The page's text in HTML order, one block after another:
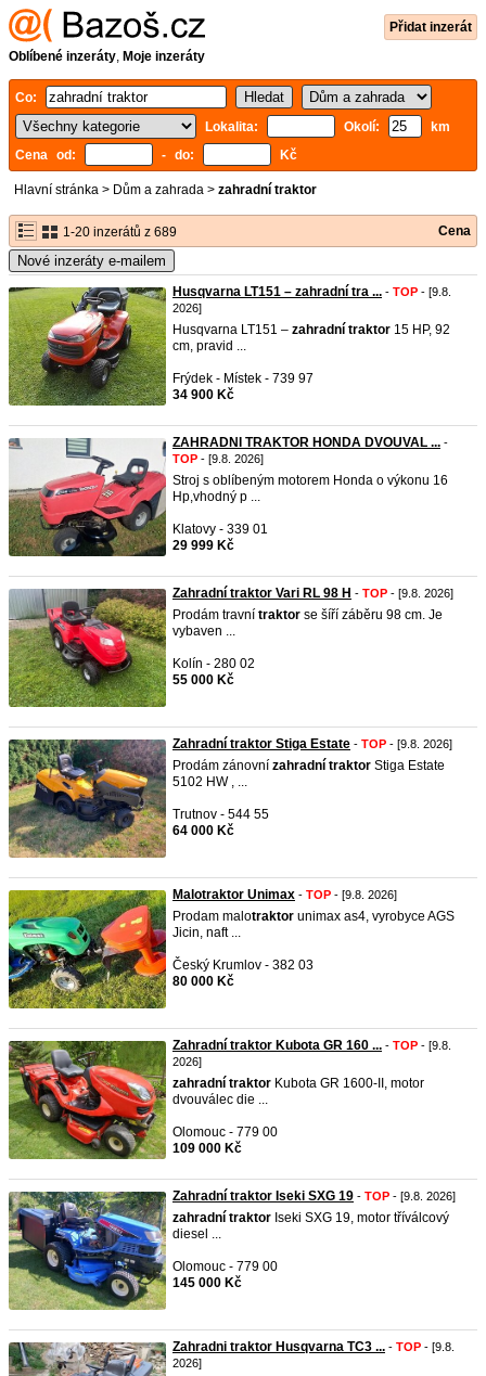
Přidat inzerát
Oblíbené inzeráty, Moje inzeráty
Co:
Lokalita:
Okolí:
km
Cena od:
- do: Kč
Hlavní stránka > Dům a zahrada > zahradní traktor
1-20 inzerátů z 689 Cena
Nové inzeráty e-mailem
Husqvarna LT151 – zahradní tra ... - TOP - [9.8.
2026]
Husqvarna LT151 – zahradní traktor 15 HP, 92
cm, pravid ...
Frýdek - Místek - 739 97
34 900 Kč
ZAHRADNI TRAKTOR HONDA DVOUVAL ... -
TOP - [9.8. 2026]
Stroj s oblíbeným motorem Honda o výkonu 16
Hp,vhodný p ...
Klatovy - 339 01
29 999 Kč
Zahradní traktor Vari RL 98 H - TOP - [9.8. 2026]
Prodám travní traktor se šíří záběru 98 cm. Je
vybaven ...
Kolín - 280 02
55 000 Kč
Zahradní traktor Stiga Estate - TOP - [9.8. 2026]
Prodám zánovní zahradní traktor Stiga Estate
5102 HW , ...
Trutnov - 544 55
64 000 Kč
Malotraktor Unimax - TOP - [9.8. 2026]
Prodam malotraktor unimax as4, vyrobyce AGS
Jicin, naft ...
Český Krumlov - 382 03
80 000 Kč
Zahradní traktor Kubota GR 160 ... - TOP - [9.8.
2026]
zahradní traktor Kubota GR 1600-II, motor
dvouválec die ...
Olomouc - 779 00
109 000 Kč
Zahradní traktor Iseki SXG 19 - TOP - [9.8. 2026]
zahradní traktor Iseki SXG 19, motor tříválcový
diesel ...
Olomouc - 779 00
145 000 Kč
Zahradni traktor Husqvarna TC3 ... - TOP - [9.8.
2026]